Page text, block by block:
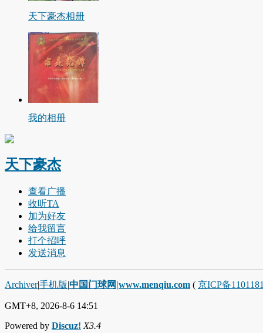
天下豪杰相册
我的相册
天下豪杰
查看广播
收听TA
加为好友
给我留言
打个招呼
发送消息
Archiver|手机版|中国门球网|www.menqiu.com ( 京ICP备
GMT+8, 2026-8-6 14:51
Powered by Discuz! X3.4